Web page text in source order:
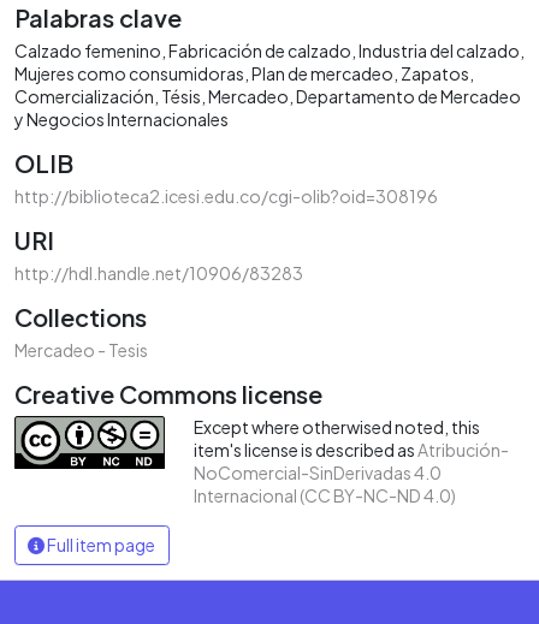
Palabras clave
Calzado femenino Fabricación de calzado Industria del calzado
Mujeres como consumidoras Plan de mercadeo Zapatos
Comercialización Tésis Mercadeo Departamento de Mercadeo
y Negocios Internacionales
OLIB
http://biblioteca2.icesi.edu.co/cgi-olib?oid=308196
URI
http://hdl.handle.net/10906/83283
Collections
Mercadeo - Tesis
Creative Commons license
Except where otherwised noted, this
item's license is described asAtribución-
NoComercial-SinDerivadas 4.0
Internacional (CC BY-NC-ND 4.0)
Full item page